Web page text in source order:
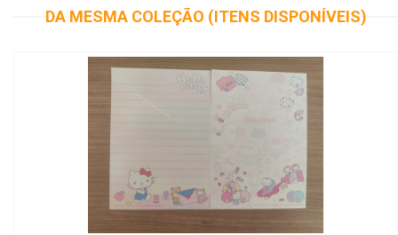
DA MESMA COLEÇÃO (ITENS DISPONÍVEIS)